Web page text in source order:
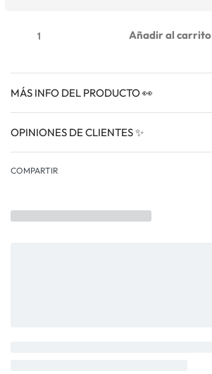
Añadir al carrito
MÁS INFO DEL PRODUCTO 👀
OPINIONES DE CLIENTES ✨
COMPARTIR